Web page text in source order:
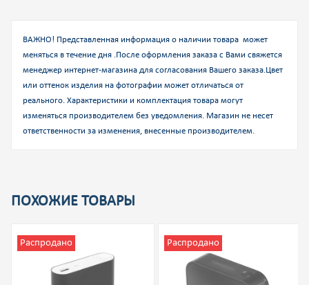
ВАЖНО! Представленная информация о наличии товара может
меняться в течение дня .После оформления заказа с Вами свяжется
менеджер интернет-магазина для согласования Вашего заказа.Цвет
или оттенок изделия на фотографии может отличаться от
реального. Характеристики и комплектация товара могут
изменяться производителем без уведомления. Магазин не несет
ответственности за изменения, внесенные производителем.
ПОХОЖИЕ ТОВАРЫ
Распродано Распродано